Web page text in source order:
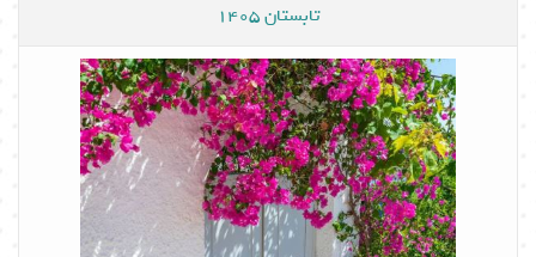
تابستان 1405